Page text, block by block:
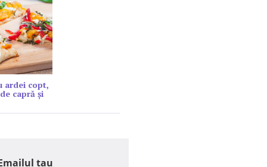
ardei copt,
capră şi
tau